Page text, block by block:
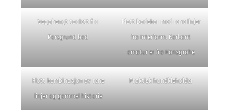
Vegghengt toalett fra
Porsgrund bad
Flott badekar med rene linjer
fra Interform. Karkant
amatur er fra Hansgrohe
Flott kombinasjon av rene
linjer og gammel historie
Praktisk handkleholder